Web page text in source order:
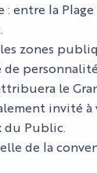
: entre la
zones
le
invité
du Public.
de la